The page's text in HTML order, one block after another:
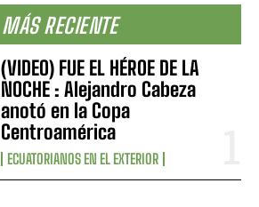
MÁS RECIENTE
(VIDEO) FUE EL HÉROE DE LA
NOCHE : Alejandro Cabeza
anotó en la Copa
Centroamérica
ECUATORIANOS EN EL EXTERIOR